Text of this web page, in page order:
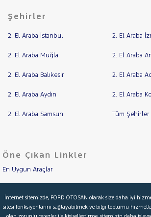
Şehirler
2. El Araba İstanbul 2. El Araba
2. El Araba Muğla 2. El Araba
2. El Araba Balıkesir 2. El Araba
2. El Araba Aydın 2. El Araba
2. El Araba Samsun Tüm Şehirler
Öne Çıkan Linkler
En Uygun Araçlar
İkinci El Garanti
İnternet sitemizde, FORD OTOSAN olarak size daha iyi
sitesi fonksiyonlarını sağlayabilmek ve bilgi toplumu